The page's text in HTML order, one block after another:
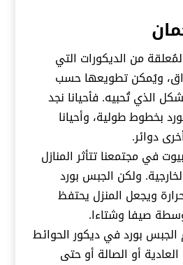
من الديكورات التي
ويُمكن تطويعها حسب
الذي تُحبيه. فأحيانا نجد
بخطوط طولية، وأحيانا
دوائر.
في مجتمعنا تتأثر المنازل
ولكن الجبس بورد
ويجعل المنزل يحتفظ
صيفا وشتاءا.
بورد في ديكور الحوائط
أو الصالة أو حتى